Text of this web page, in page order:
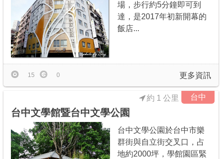
場，步行約5分鐘即可到
達，是2017年初新開幕的
飯店...
更多資訊
15 0
台中
約 1 公里
台中文學館暨台中文學公園
台中文學公園於台中市樂
群街與自立街交叉口，占
地約2000坪，學館園區緊